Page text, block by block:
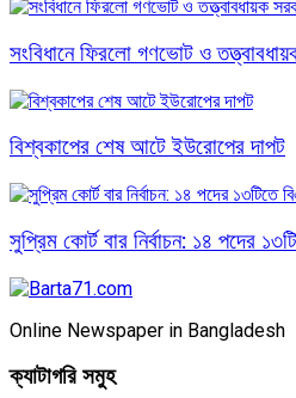
সংবিধানে ফিরলো গণভোট ও
বিশ্বকাপের শেষ আটে ইউরোপের দাপট
সুপ্রিম কোর্ট বার নির্বাচন: ১৪ পদের
Online Newspaper in Bangladesh
ক্যাটাগরি সমুহ